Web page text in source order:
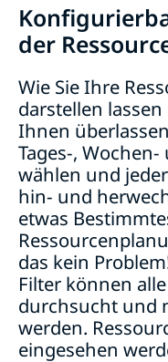
der
Wie Sie Ihre
darstellen
Ihnen
Tages-,
wählen und
hin- und
etwas
das kein
Filter können
durchsucht und
werden.
eingesehen